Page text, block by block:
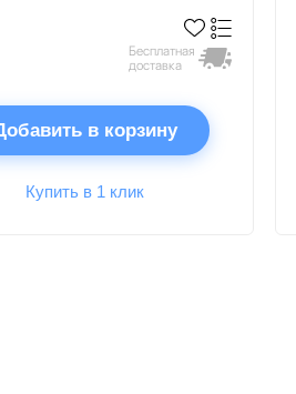
Бесплатная
доставка
в корзину
Купить в 1 клик